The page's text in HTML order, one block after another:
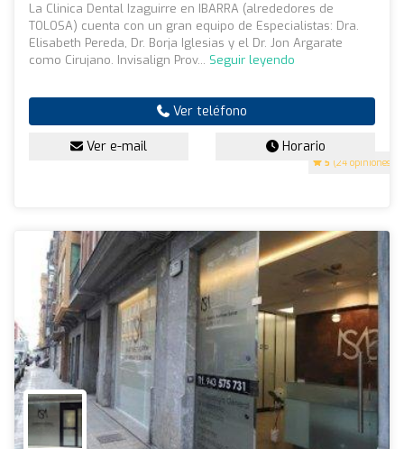
5 (24 opiniones)
La Clinica Dental Izaguirre en IBARRA (alrededores de
TOLOSA) cuenta con un gran equipo de Especialistas: Dra.
Elisabeth Pereda, Dr. Borja Iglesias y el Dr. Jon Argarate
como Cirujano. Invisalign Prov... Seguir leyendo
Ver teléfono
Ver e-mail Horario